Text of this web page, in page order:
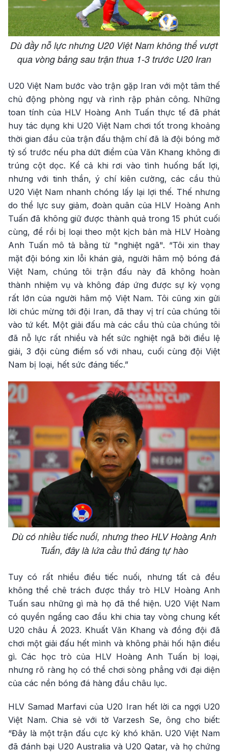
Dù đầy nỗ lực nhưng U20 Việt Nam không thể vượt
qua vòng bảng sau trận thua 1-3 trước U20 Iran
U20 Việt Nam bước vào trận gặp Iran với một tâm thế
chủ động phòng ngự và rình rập phản công. Những
toan tính của HLV Hoàng Anh Tuấn thực tế đã phát
huy tác dụng khi U20 Việt Nam chơi tốt trong khoảng
thời gian đầu của trận đấu thậm chí đã là đội bóng mở
tỷ số trước nếu pha dứt điểm của Văn Khang không đi
trúng cột dọc. Kể cả khi rơi vào tình huống bất lợi,
nhưng với tinh thần, ý chí kiên cường, các cầu thủ
U20 Việt Nam nhanh chóng lấy lại lợi thế. Thế nhưng
do thể lực suy giảm, đoàn quân của HLV Hoàng Anh
Tuấn đã không giữ được thành quả trong 15 phút cuối
cùng, để rồi bị loại theo một kịch bản mà HLV Hoàng
Anh Tuấn mô tả bằng từ "nghiệt ngã". “Tôi xin thay
mặt đội bóng xin lỗi khán giả, người hâm mộ bóng đá
Việt Nam, chúng tôi trận đấu này đã không hoàn
thành nhiệm vụ và không đáp ứng được sự kỳ vọng
rất lớn của người hâm mộ Việt Nam. Tôi cũng xin gửi
lời chúc mừng tới đội Iran, đã thay vị trí của chúng tôi
vào tứ kết. Một giải đấu mà các cầu thủ của chúng tôi
đã nỗ lực rất nhiều và hết sức nghiệt ngã bởi điều lệ
giải, 3 đội cùng điểm số với nhau, cuối cùng đội Việt
Nam bị loại, hết sức đáng tiếc.”
Dù có nhiều tiếc nuối, nhưng theo HLV Hoàng Anh
Tuấn, đây là lứa cầu thủ đáng tự hào
Tuy có rất nhiều điều tiếc nuối, nhưng tất cả đều
không thể chê trách được thầy trò HLV Hoàng Anh
Tuấn sau những gì mà họ đã thể hiện. U20 Việt Nam
có quyền ngẩng cao đầu khi chia tay vòng chung kết
U20 châu Á 2023. Khuất Văn Khang và đồng đội đã
chơi một giải đấu hết mình và không phải hối hận điều
gì. Các học trò của HLV Hoàng Anh Tuấn bị loại,
nhưng rõ ràng họ có thể chơi sòng phẳng với đại diện
của các nền bóng đá hàng đầu châu lục.
HLV Samad Marfavi của U20 Iran hết lời ca ngợi U20
Việt Nam. Chia sẻ với tờ Varzesh Se, ông cho biết:
“Đây là một trận đấu cực kỳ khó khăn. U20 Việt Nam
đã đánh bại U20 Australia và U20 Qatar, và họ chứng